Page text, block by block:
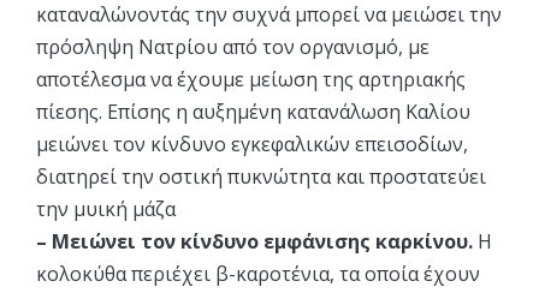
καταναλώνοντάς την συχνά μπορεί να μειώσει την
πρόσληψη Νατρίου από τον οργανισμό, με
αποτέλεσμα να έχουμε μείωση της αρτηριακής
πίεσης. Επίσης η αυξημένη κατανάλωση Καλίου
μειώνει τον κίνδυνο εγκεφαλικών επεισοδίων,
διατηρεί την οστική πυκνώτητα και προστατεύει
την μυική μάζα
– Μειώνει τον κίνδυνο εμφάνισης καρκίνου. Η
κολοκύθα περιέχει β-καροτένια, τα οποία έχουν